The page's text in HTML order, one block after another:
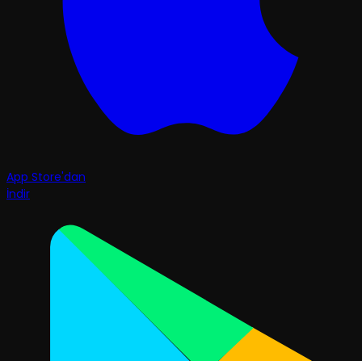
App Store'dan
İndir